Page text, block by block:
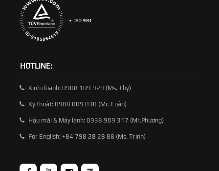
HOTLINE:
Kinh doanh: 0908 109 929 (Ms. Thy)
Kỹ thuật: 0908 009 030 (Mr. Luân)
Hậu mãi & Máy lạnh: 0938 909 317 (Mr.Phương)
For English: +84 798 28 28 88 (Ms. Trinh)